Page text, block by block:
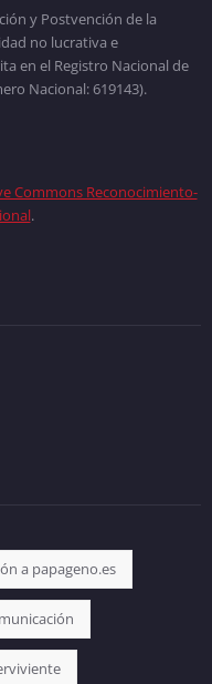
y Postvención de la
no lucrativa e
en el Registro Nacional de
Nacional: 619143).
Commons Reconocimiento-
.
a papageno.es